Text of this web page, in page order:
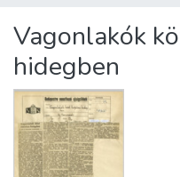
About us
Vagonlakók
hidegben